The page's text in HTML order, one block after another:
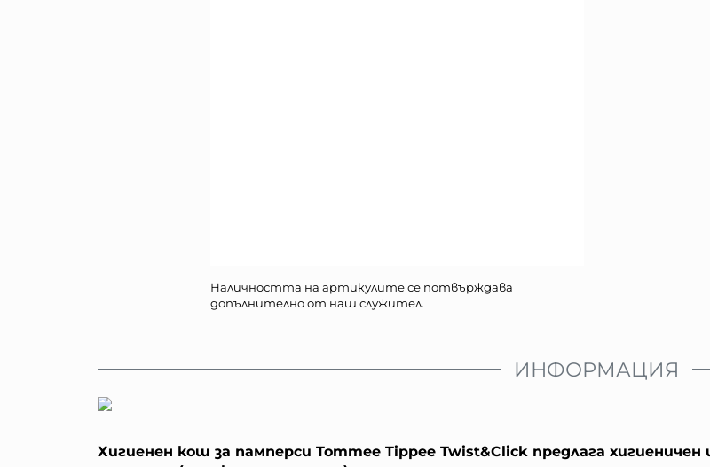
Наличността на артикулите се потвърждава
допълнително от наш служител.
ИНФОРМАЦИЯ
Хигиенен кош за памперси Tommee Tippee Twist&Click предлага